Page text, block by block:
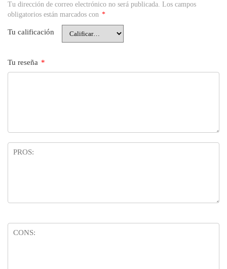
Tu dirección de correo electrónico no será publicada. Los campos
obligatorios están marcados con *
Tu calificación
Tu reseña *